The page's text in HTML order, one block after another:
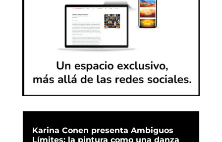
Karina Conen presenta Ambiguos
Límites: la pintura como una danza